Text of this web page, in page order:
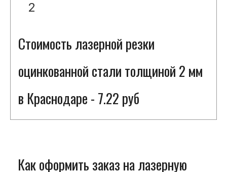
2
Стоимость лазерной резки
оцинкованной стали толщиной 2 мм
в Краснодаре - 7.22 руб
Как оформить заказ на лазерную